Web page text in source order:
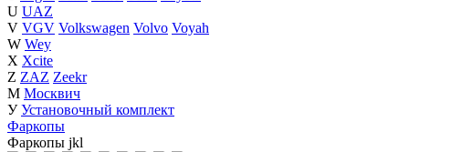
U UAZ
V VGV Volkswagen Volvo Voyah
W Wey
X Xcite
Z ZAZ Zeekr
М Москвич
У Установочный комплект
Фаркопы
Фаркопы jkl